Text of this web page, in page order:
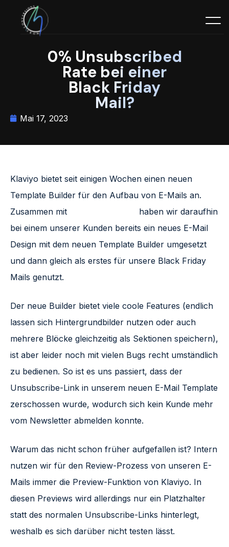
0% Unsubscribed
Rate bei einer
Black Friday
Mail?
Mai 17, 2023
Klaviyo bietet seit einigen Wochen einen neuen
Template Builder für den Aufbau von E-Mails an.
Zusammen mit
haben wir daraufhin
bei einem unserer Kunden bereits ein neues E-Mail
Design mit dem neuen Template Builder umgesetzt
und dann gleich als erstes für unsere Black Friday
Mails genutzt.
Der neue Builder bietet viele coole Features (endlich
lassen sich Hintergrundbilder nutzen oder auch
mehrere Blöcke gleichzeitig als Sektionen speichern),
ist aber leider noch mit vielen Bugs recht umständlich
zu bedienen. So ist es uns passiert, dass der
Unsubscribe-Link in unserem neuen E-Mail Template
zerschossen wurde, wodurch sich kein Kunde mehr
vom Newsletter abmelden konnte.
Warum das nicht schon früher aufgefallen ist? Intern
nutzen wir für den Review-Prozess von unseren E-
Mails immer die Preview-Funktion von Klaviyo. In
diesen Previews wird allerdings nur ein Platzhalter
statt des normalen Unsubscribe-Links hinterlegt,
weshalb es sich darüber nicht testen lässt.